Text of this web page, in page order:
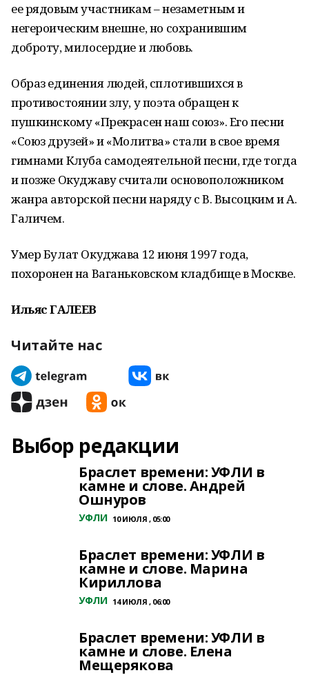
ее рядовым участникам – незаметным и
негероическим внешне, но сохранившим
доброту, милосердие и любовь.
Образ единения людей, сплотившихся в
противостоянии злу, у поэта обращен к
пушкинскому «Прекрасен наш союз». Его песни
«Союз друзей» и «Молитва» стали в свое время
гимнами Клуба самодеятельной песни, где тогда
и позже Окуджаву считали основоположником
жанра авторской песни наряду с В. Высоцким и А.
Галичем.
Умер Булат Окуджава 12 июня 1997 года,
похоронен на Ваганьковском кладбище в Москве.
Ильяс ГАЛЕЕВ
Читайте нас
Выбор редакции
Браслет времени: УФЛИ в
камне и слове. Андрей
Ошнуров
УФЛИ 10 ИЮЛЯ , 05:00
Браслет времени: УФЛИ в
камне и слове. Марина
Кириллова
УФЛИ 14 ИЮЛЯ , 06:00
Браслет времени: УФЛИ в
камне и слове. Елена
Мещерякова